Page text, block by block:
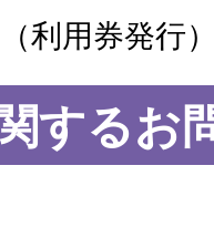
利用券発行
するお